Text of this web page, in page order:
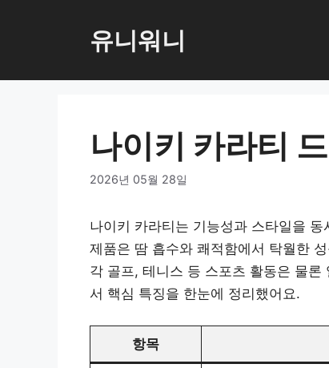
로
유니워니
나이키 카라티
2026년 05월 28일
나이키 카라티는 기능성과 스타일을
제품은 땀 흡수와 쾌적함에서 탁월한
각 골프, 테니스 등 스포츠 활동은 물
서 핵심 특징을 한눈에 정리했어요.
항목